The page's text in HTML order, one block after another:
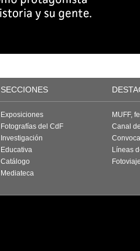
SECCIONES
Exposiciones
Fotografías del CdF
Investigación
Educativa
Catálogo
Mediateca
MUFF,
Canal
Líneas